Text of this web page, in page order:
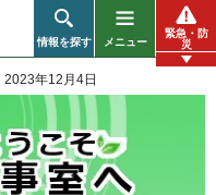
情報を探す メニュー
緊急・防
災
2023年12月4日